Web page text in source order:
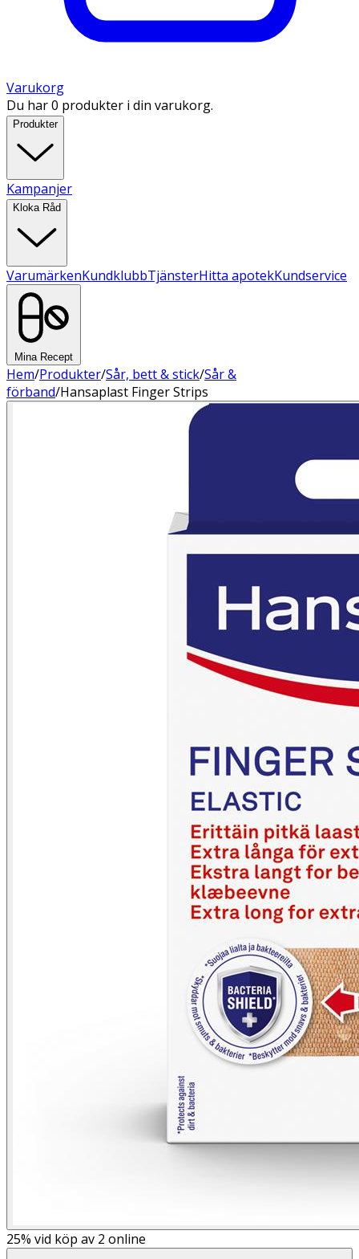
Varukorg
Du har 0 produkter i din varukorg.
Produkter
Kampanjer
Kloka Råd
VarumärkenKundklubbTjänsterHitta apotekKundservice
Mina Recept
Hem/Produkter/Sår, bett & stick/Sår &
förband/Hansaplast Finger Strips
25% vid köp av 2 online